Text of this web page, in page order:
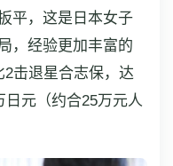
平，这是日本女子
，经验更加丰富的
击退星合志保，达
日元（约合25万元人